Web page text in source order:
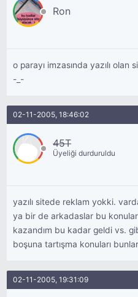
Ron
o parayı imzasında yazılı olan
-_-
02-11-2005, 18:46:02
45T
Üyeliği durduruldu
yazılı sitede reklam yokki.
ya bir de arkadaslar bu
kazandım bu kadar geldi vs.
boşuna tartışma konuları
02-11-2005, 19:31:09